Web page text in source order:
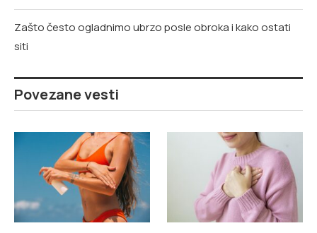
Zašto često ogladnimo ubrzo posle obroka i kako ostati
siti
Povezane vesti